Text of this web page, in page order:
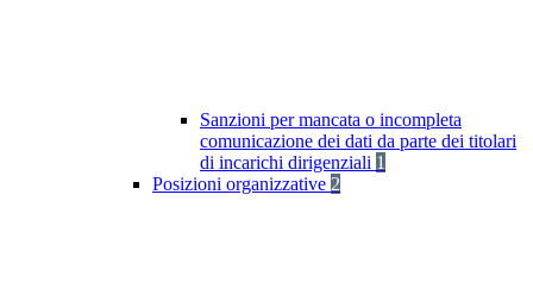
Sanzioni per mancata o incompleta
comunicazione dei dati da parte dei titolari
di incarichi dirigenziali 1
Posizioni organizzative 2